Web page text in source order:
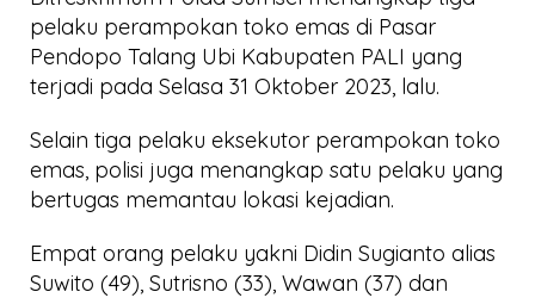
pelaku perampokan toko emas di Pasar
Pendopo Talang Ubi Kabupaten PALI yang
terjadi pada Selasa 31 Oktober 2023, lalu.
Selain tiga pelaku eksekutor perampokan toko
emas, polisi juga menangkap satu pelaku yang
bertugas memantau lokasi kejadian.
Empat orang pelaku yakni Didin Sugianto alias
Suwito (49), Sutrisno (33), Wawan (37) dan